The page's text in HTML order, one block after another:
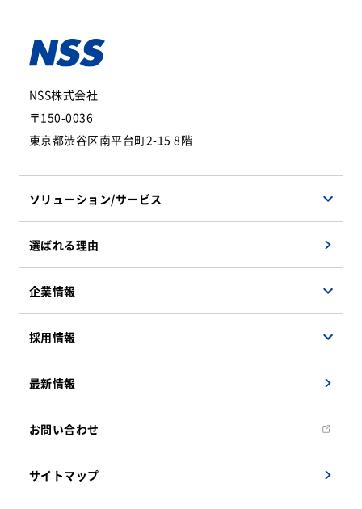
NSS株式会社
〒150-0036
東京都渋谷区南平台町2-15 8階
ソリューション/サービス
マネージドサービス
検証サービス
遠隔地支援ソリューション
インフラソリューション
システム運用・保守サービス
選ばれる理由
企業情報
決算公告
組織図
CSRへの取り組み
アクセスマップ
採用情報
新卒採用募集要項
キャリア採用募集要項
キャリア採用エントリーフォーム
教育/研修システム
最新情報
お問い合わせ
サイトマップ